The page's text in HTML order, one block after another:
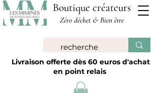
Boutique créateurs
Zéro déchet & Bien être
Livraison offerte dès 60 euros d'achat
en point relais